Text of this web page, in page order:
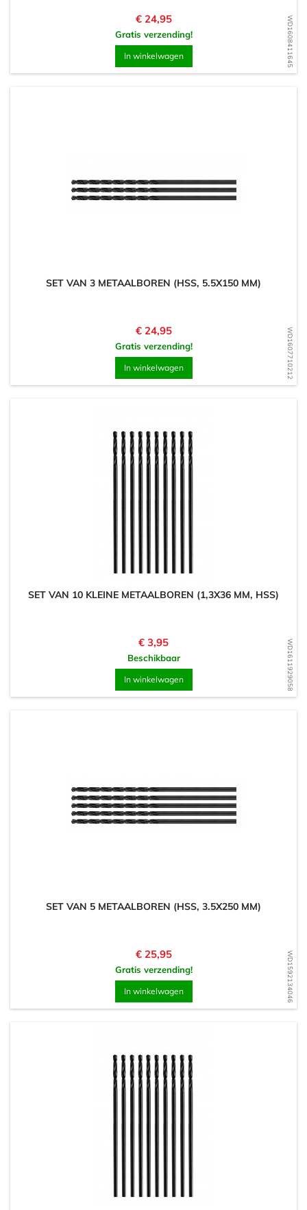
WD1608411645
Prijs
€ 24,95
Gratis verzending!
In winkelwagen
WD1607710212
SET VAN 3 METAALBOREN (HSS, 5.5X150 MM)
Prijs
€ 24,95
Gratis verzending!
In winkelwagen
WD1611929058
SET VAN 10 KLEINE METAALBOREN (1,3X36 MM, HSS)
Prijs
€ 3,95
Beschikbaar
In winkelwagen
WD1592134046
SET VAN 5 METAALBOREN (HSS, 3.5X250 MM)
Prijs
€ 25,95
Gratis verzending!
In winkelwagen